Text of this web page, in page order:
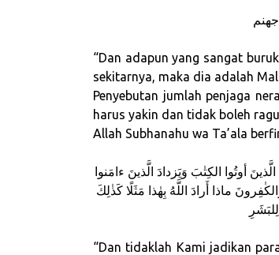
“Dan adapun yang sangat
sekitarnya, maka dia adalah
Penyebutan jumlah penjaga
harus yakin dan tidak boleh
Allah Subhanahu wa Ta’ala
أوتُوا الكِتٰبَ وَيَزدادَ الَّذينَ ءامَنوا
ماذا أَرادَ اللَّهُ بِهٰذا مَثَلًا كَذٰلِكَ
“Dan tidaklah Kami jadikan